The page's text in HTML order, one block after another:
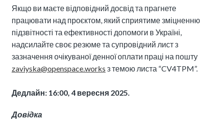
Якщо ви маєте відповідний досвід та прагнете
працювати над проєктом, який сприятиме зміцненню
підзвітності та ефективності допомоги в Україні,
надсилайте своє резюме та супровідний лист з
зазначення очікуваної денної оплати праці на пошту
zaviyska@openspace.works з темою листа “CV4TPM”.
Дедлайн: 16:00, 4 вересня 2025.
Довідка